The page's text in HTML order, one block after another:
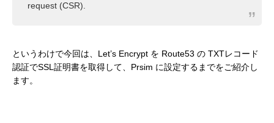
request (CSR).
というわけで今回は、Let’s Encrypt を Route53 の TXTレコード
認証でSSL証明書を取得して、Prsim に設定するまでをご紹介し
ます。